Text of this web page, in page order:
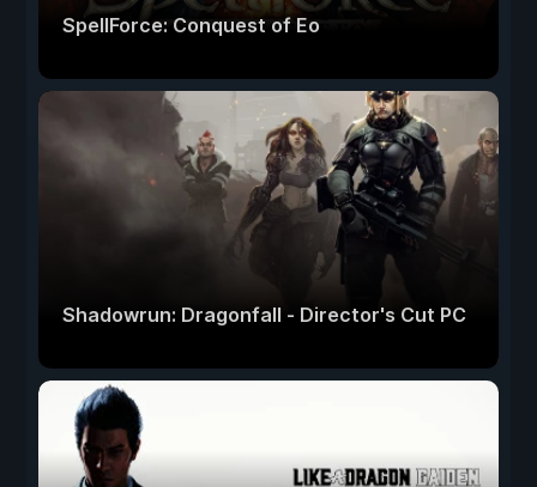
SpellForce: Conquest of Eo
Shadowrun: Dragonfall - Director's Cut PC